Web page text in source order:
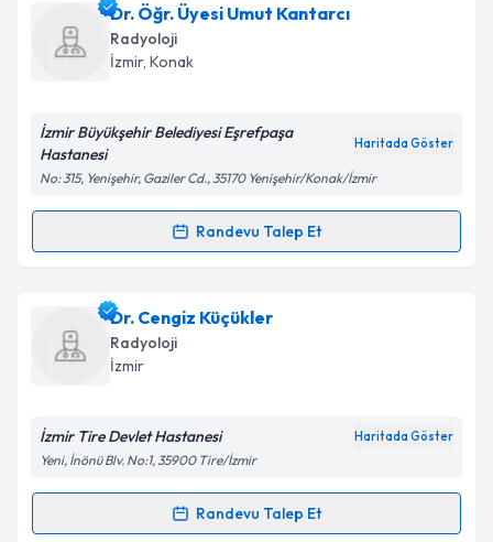
Takvim Talebini Gönder
Dr. Neslin Şahiniçin randevu takvimi talebi oluşturun.
Size bu uzmandan randevu almanız için bir takvim
hazırlandığında e-posta ile bilgilendireceğiz.
Kişisel verilerimin işlenmesine ilişkinAydınlatma
'ni okudum ve kişisel verilerimin belirtilen
kapsamda işlenmesini kabul ediyorum.
Takvim Talebini Gönder
Dr. Öğr. Üyesi Umut Kantarcı
Radyoloji
İzmir, Konak
İzmir Büyükşehir Belediyesi Eşrefpaşa
Hastanesi
Haritada Göster
No: 315, Yenişehir, Gaziler Cd., 35170 Yenişehir/Konak/İzmir
Randevu Talep Et
Randevu Takvimi Talebi
Dr. Öğr. Üyesi Umut Kantarcı
talebi oluşturun. Size bu uzmandan randevu almanız
için bir takvim hazırlandığında e-posta ile
Kişisel verilerimin işlenmesine ilişkinAydınlatma
Dr. Cengiz Küçükler
Radyoloji
İzmir
İzmir Tire Devlet Hastanesi Haritada Göster
Yeni, İnönü Blv. No:1, 35900 Tire/İzmir
Randevu Talep Et
Randevu Takvimi Talebi